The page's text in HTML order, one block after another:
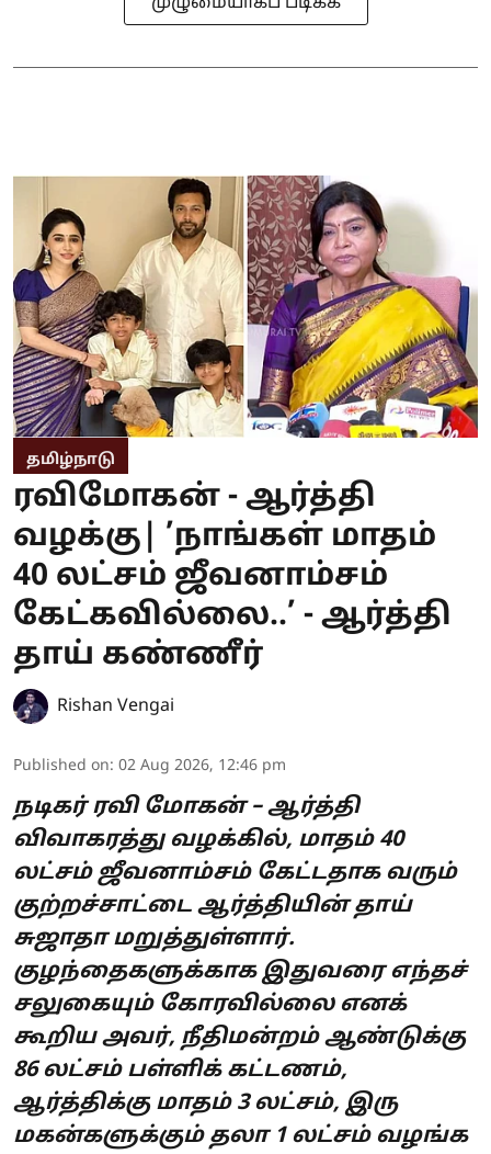
தமிழ்நாடு
ரவிமோகன் - ஆர்த்தி
வழக்கு| ’நாங்கள் மாதம்
40 லட்சம் ஜீவனாம்சம்
கேட்கவில்லை..’ - ஆர்த்தி
தாய் கண்ணீர்
Rishan Vengai
Published on: 02 Aug 2026, 12:46 pm
நடிகர் ரவி மோகன் – ஆர்த்தி
விவாகரத்து வழக்கில், மாதம் 40
லட்சம் ஜீவனாம்சம் கேட்டதாக வரும்
குற்றச்சாட்டை ஆர்த்தியின் தாய்
சுஜாதா மறுத்துள்ளார்.
குழந்தைகளுக்காக இதுவரை எந்தச்
சலுகையும் கோரவில்லை எனக்
கூறிய அவர், நீதிமன்றம் ஆண்டுக்கு
86 லட்சம் பள்ளிக் கட்டணம்,
ஆர்த்திக்கு மாதம் 3 லட்சம், இரு
மகன்களுக்கும் தலா 1 லட்சம் வழங்க